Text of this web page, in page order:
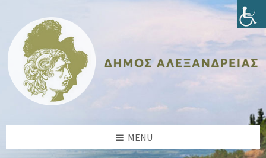
content
sidebar
sidebar
footer
MENU